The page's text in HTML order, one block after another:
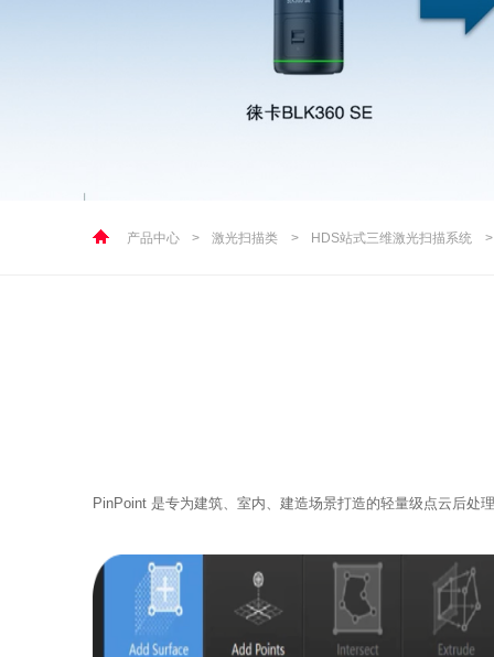
产品中心 > 激光扫描类 > HDS站式三维激光扫描系统 >
PinPoint 是专为建筑、室内、建造场景打造的轻量级点云后处